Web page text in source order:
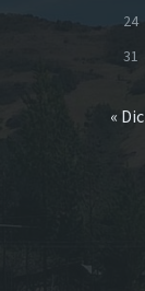
24
31
« Dic